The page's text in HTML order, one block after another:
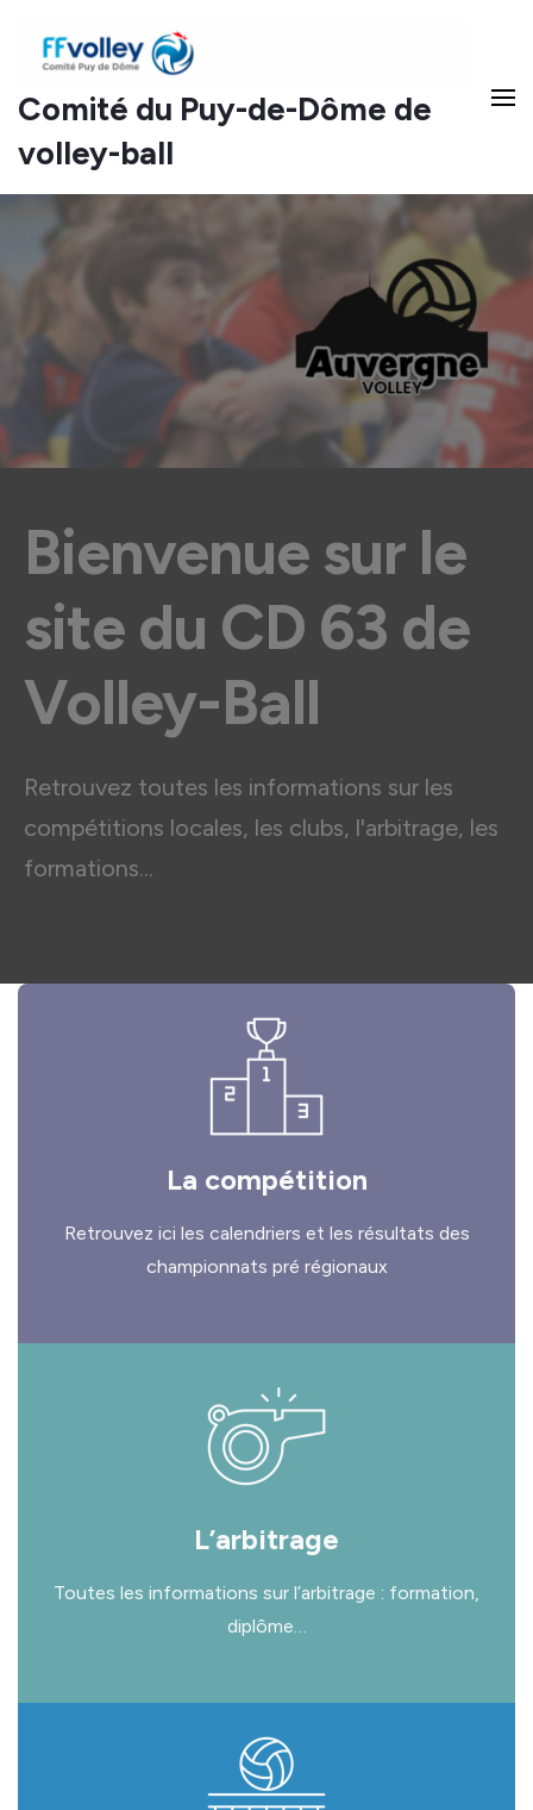
Comité du Puy-de-Dôme de
volley-ball
Bienvenue sur le
site du CD 63 de
Volley-Ball
Retrouvez toutes les informations sur les
compétitions locales, les clubs, l'arbitrage, les
formations...
La compétition
Retrouvez ici les calendriers et les résultats des
championnats pré régionaux
L’arbitrage
Toutes les informations sur l’arbitrage : formation,
diplôme…